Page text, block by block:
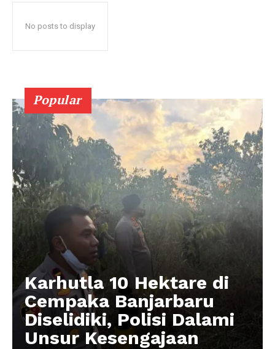
No posts to display
Popular
Karhutla 10 Hektare di
Cempaka Banjarbaru
Diselidiki, Polisi Dalami
Unsur Kesengajaan